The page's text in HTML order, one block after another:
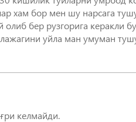
хам бор мен шу нарсага
олиб бер рузгорига керакли
уйла ман умуман
келмайди.